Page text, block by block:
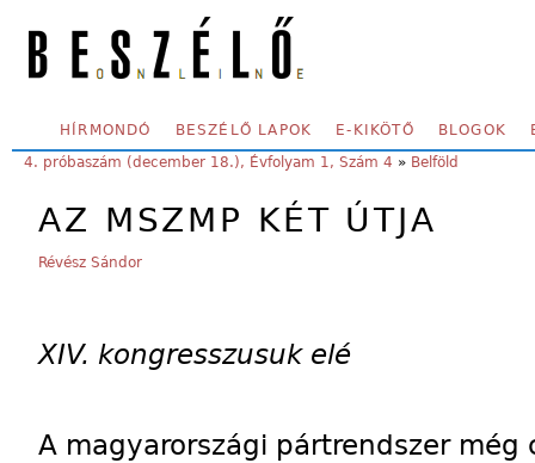
SECONDARY MENU
HÍRMONDÓ BESZÉLŐ LAPOK E-KIKÖTŐ BLOGOK
YOU ARE HERE:
4. próbaszám (december 18.), Évfolyam 1, Szám 4 » Belföld
AZ MSZMP KÉT ÚTJA
Révész Sándor
XIV. kongresszusuk elé
A magyarországi pártrendszer